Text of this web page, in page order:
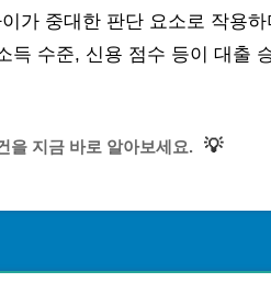
가 중대한 판단 요소로 작용하
득 수준, 신용 점수 등이 대출
을 지금 바로 알아보세요. 💡